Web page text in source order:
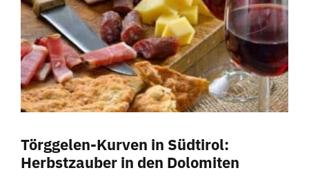
Törggelen-Kurven in Südtirol:
Herbstzauber in den Dolomiten